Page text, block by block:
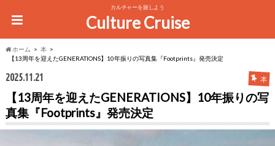
カルチャーを旅しよう
Culture Cruise
ホーム
本
【13周年を迎えたGENERATIONS】10年振りの写真集『Footprints』発売決定
2025.11.21 本
【13周年を迎えたGENERATIONS】10年振りの写
真集『Footprints』発売決定